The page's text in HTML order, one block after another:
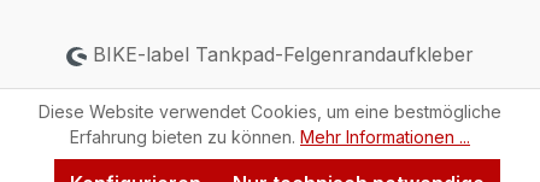
BIKE-label Tankpad-Felgenrandaufkleber
Diese Website verwendet Cookies, um eine bestmögliche
Erfahrung bieten zu können. Mehr Informationen ...